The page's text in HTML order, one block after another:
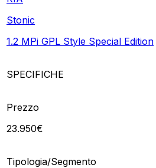
Stonic
1.2 MPi GPL Style Special Edition
SPECIFICHE
Prezzo
23.950€
Tipologia/Segmento